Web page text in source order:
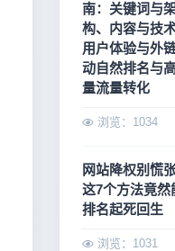
南：关键词与
构、内容与技术
用户体验与外
动自然排名与
量流量转化
浏览：1034
网站降权别慌张
这7个方法竟然
排名起死回生
浏览：1031